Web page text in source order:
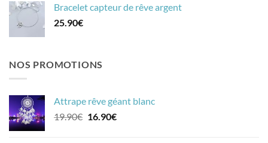
Bracelet capteur de rêve argent
25.90€
NOS PROMOTIONS
Attrape rêve géant blanc
19.90€ Le
16.90€Le